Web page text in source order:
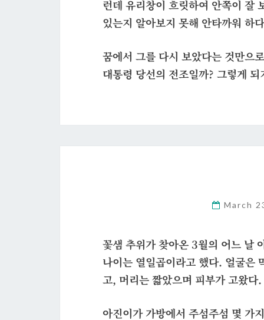
런데 유리창이 흐릿하여 안쪽이 잘
있는지 알아보지 못해 안타까워 하
꿈에서 그를 다시 보았다는 것만으
대통령 당선의 전조일까? 그렇게
March
꽃샘 추위가 찾아온 3월의 어느 날
나이는 열일곱이라고 했다. 얼굴은
고, 머리는 짧았으며 피부가 고왔다.
아진이가 가방에서 주섬주섬 몇 가